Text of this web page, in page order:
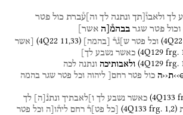
לך ולאבו֯[תך ונתנה לך וה]ע֯ברת כול פטר
וכול פטר שגר בבהמ֯[ה אשר]
(4Q22 וכל פטר ש]ג֯ר֯ בהמה (4Q22 11,33) [אשר
(4Q129 frg. כאשר נשבע לך]
(4Q129 frg. ולאבותיכה ונתנה לכה
››ת‹‹ה כול פטר רחם[ ליהוה וכל פטר שגר בהמה
(4Q133 כאשר נשבע לך ו]לאבתיך ונתנ֯ ה
לך
(4Q133 frg. 1,2) [כל פט]ר֯ רחם ליה֯ו[ה וכל פטר